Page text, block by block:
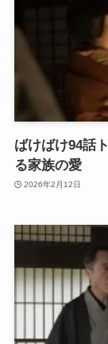
ばけばけ94話
る家族の愛
2026年2月12日